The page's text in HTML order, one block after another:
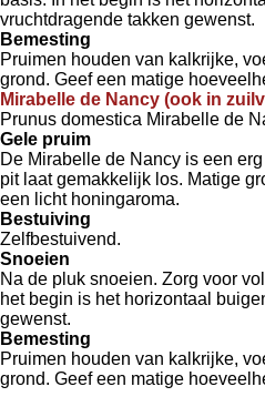
vruchtdragende takken gewenst.
Bemesting
Pruimen houden van kalkrijke,
grond. Geef een matige
Mirabelle de Nancy (ook in
Prunus domestica Mirabelle de
Gele pruim
De Mirabelle de Nancy is een
pit laat gemakkelijk los. Matige
een licht honingaroma.
Bestuiving
Zelfbestuivend.
Snoeien
Na de pluk snoeien. Zorg voor
het begin is het horizontaal
gewenst.
Bemesting
Pruimen houden van kalkrijke,
grond. Geef een matige